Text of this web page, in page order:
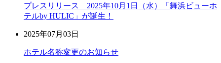
プレスリリース 2025年10月1日（水）「舞浜ビューホ
テルby HULIC」が誕生！
2025年07月03日
ホテル名称変更のお知らせ